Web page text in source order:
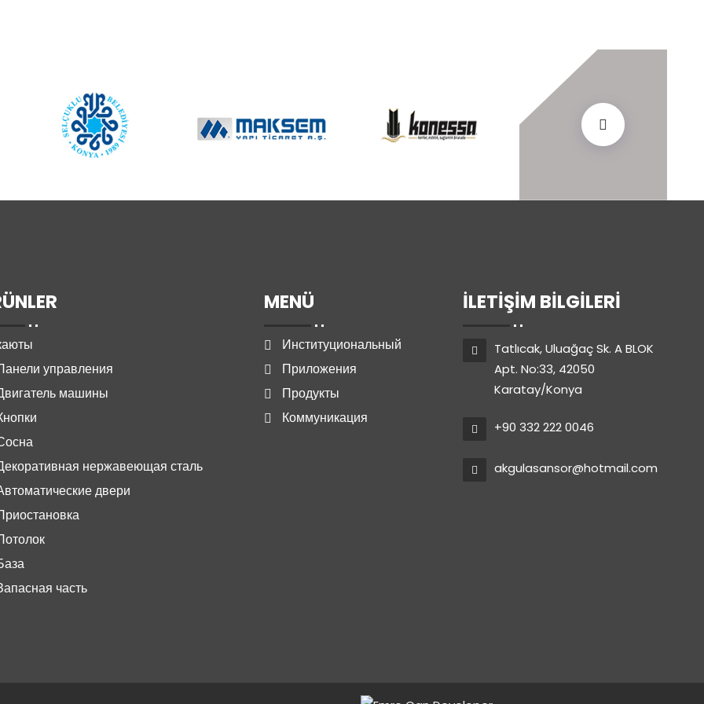
управления
машины
нержавеющая сталь
двери
часть
MENÜ
Институциональный
Приложения
Продукты
Коммуникация
İLETIŞIM BILGILERI
Tatlıcak, Uluağaç Sk. A BLOK
Apt. No:33, 42050
Karatay/Konya
+90 332 222 0046
akgulasansor@hotmail.com